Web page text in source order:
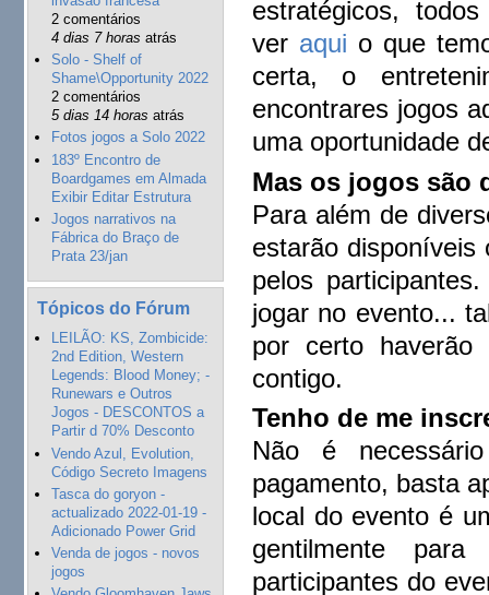
2 comentários
4 dias 7 horas atrás
Solo - Shelf of
Shame\Opportunity 2022
2 comentários
5 dias 14 horas atrás
Fotos jogos a Solo 2022
183º Encontro de
Boardgames em Almada
Exibir Editar Estrutura
Jogos narrativos na
Fábrica do Braço de
Prata 23/jan
Tópicos do Fórum
LEILÃO: KS, Zombicide:
2nd Edition, Western
Legends: Blood Money; -
Runewars e Outros
Jogos - DESCONTOS a
Partir d 70% Desconto
Vendo Azul, Evolution,
Código Secreto Imagens
Tasca do goryon -
actualizado 2022-01-19 -
Adicionado Power Grid
Venda de jogos - novos
jogos
estratégicos,
ver aqui o que
certa, o
encontrares jogos
uma oportunidade
Mas os jogos são
Para além de
estarão disponíveis
pelos
jogar no evento...
por certo haverão
contigo.
Tenho de me
Não é
pagamento, basta
local do evento é
gentilmente
participantes do